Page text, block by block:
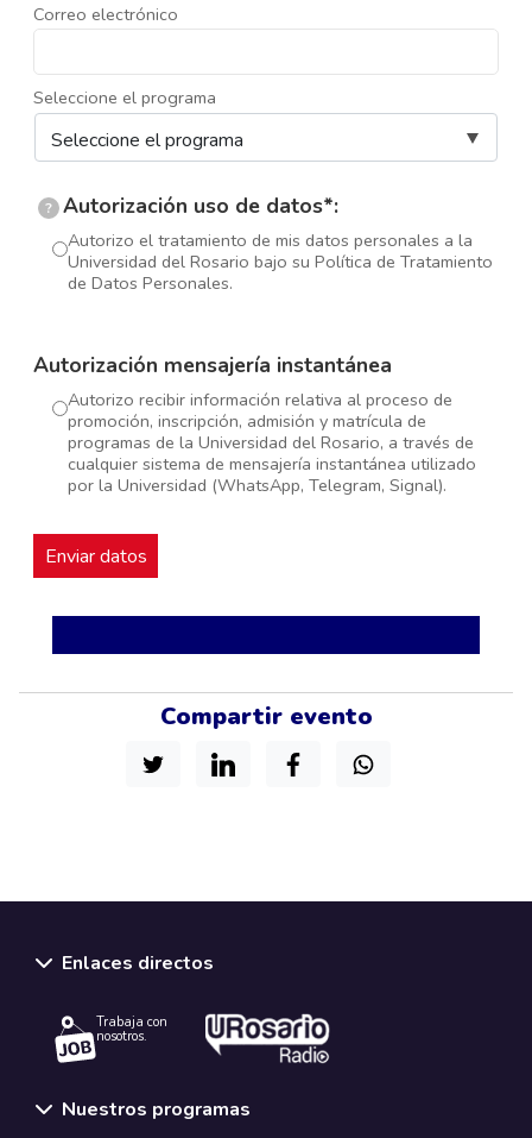
Correo electrónico
Seleccione el programa
? Autorización uso de datos*:
Autorizo el tratamiento de mis datos personales a la
Universidad del Rosario bajo su Política de Tratamiento
de Datos Personales.
Autorización mensajería instantánea
Autorizo recibir información relativa al proceso de
promoción, inscripción, admisión y matrícula de
programas de la Universidad del Rosario, a través de
cualquier sistema de mensajería instantánea utilizado
por la Universidad (WhatsApp, Telegram, Signal).
Compartir evento
Enlaces directos
Trabaja con
nosotros.
Nuestros programas